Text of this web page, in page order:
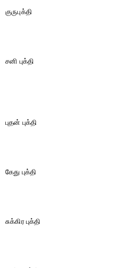
குருபுக்தி
சனி புக்தி
புதன் புக்தி
கேது புக்தி
சுக்கிர புக்தி